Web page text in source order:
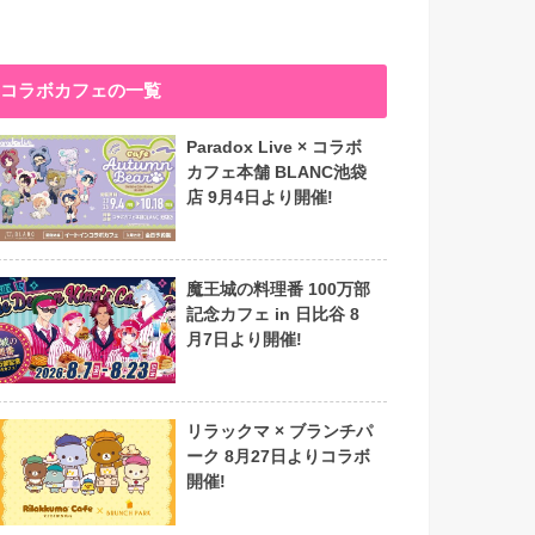
コラボカフェの一覧
Paradox Live × コラボ
カフェ本舗 BLANC池袋
店 9月4日より開催!
魔王城の料理番 100万部
記念カフェ in 日比谷 8
月7日より開催!
リラックマ × ブランチパ
ーク 8月27日よりコラボ
開催!